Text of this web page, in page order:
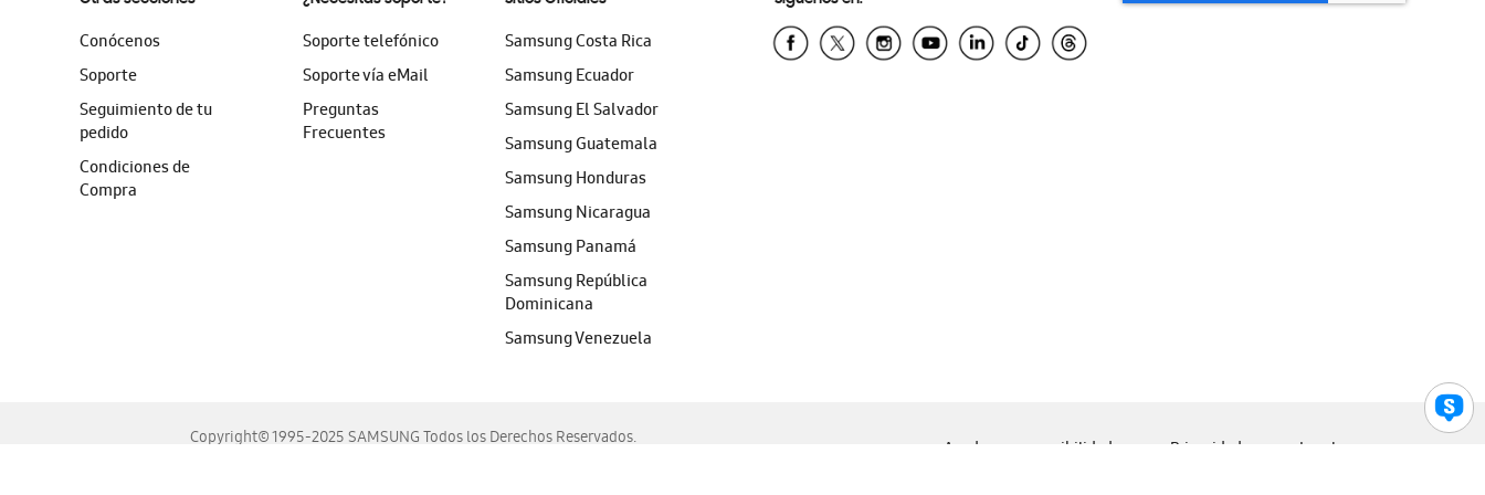
Conócenos
Soporte
Seguimiento de tu
pedido
Condiciones de
Compra
Soporte telefónico
Soporte vía eMail
Preguntas
Frecuentes
Samsung Costa Rica
Samsung Ecuador
Samsung El Salvador
Samsung Guatemala
Samsung Honduras
Samsung Nicaragua
Samsung Panamá
Samsung República
Dominicana
Samsung Venezuela
Copyright© 1995-2025 SAMSUNG Todos los Derechos Reservados.
Ayuda para accesibilidad Privacidad Legal